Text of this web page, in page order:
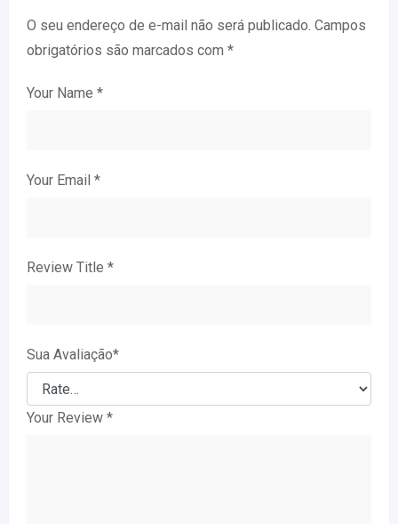
O seu endereço de e-mail não será publicado. Campos
obrigatórios são marcados com *
Your Name *
Your Email *
Review Title *
Sua Avaliação*
Your Review *